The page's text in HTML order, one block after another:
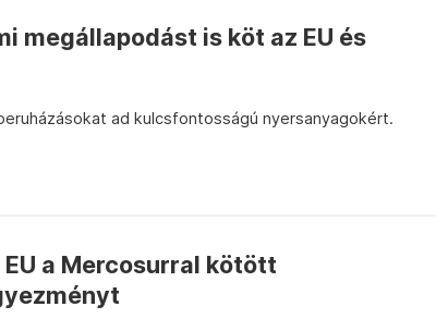
megállapodást is köt az EU és
ad kulcsfontosságú nyersanyagokért.
a Mercosurral kötött